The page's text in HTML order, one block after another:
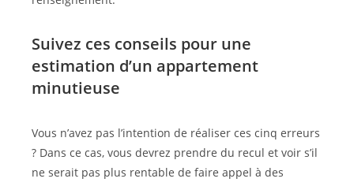
Suivez ces conseils pour une
estimation d’un appartement
minutieuse
Vous n’avez pas l’intention de réaliser ces cinq erreurs
? Dans ce cas, vous devrez prendre du recul et voir s’il
ne serait pas plus rentable de faire appel à des